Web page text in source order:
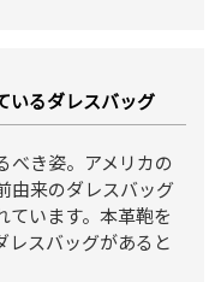
いるダレスバッグ
べき姿。アメリカの
由来のダレスバッグ
ています。本革鞄を
レスバッグがあると